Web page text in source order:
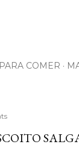
PARA COMER